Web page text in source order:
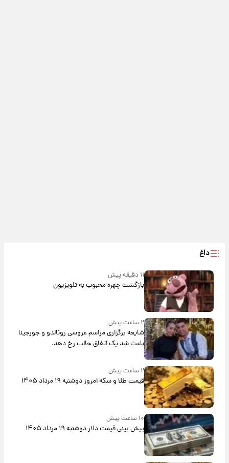
داغ
۱۱ دقیقه پیش
بازگشت چهره محبوب به تلویزیون
۲ ساعت پیش
شایعه برگزاری مراسم عروسی رونالدو و جورجینا
باعث شد یک اتفاق جالب رخ دهد.
۲ ساعت پیش
قیمت طلا و سکه امروز دوشنبه ۱۹ مرداد ۱۴۰۵
۱۰ ساعت پیش
پیش‌ بینی قیمت دلار دوشنبه ۱۹ مرداد ۱۴۰۵